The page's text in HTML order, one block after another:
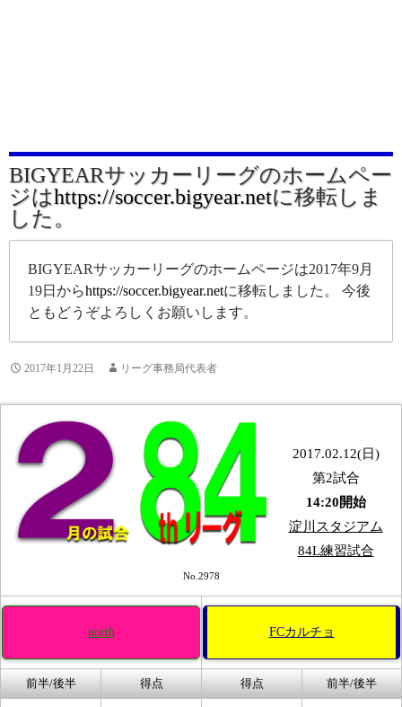
BIGYEARサッカーリーグのホームペー
ジはhttps://soccer.bigyear.netに移転しま
した。
BIGYEARサッカーリーグのホームページは2017年9月
19日からhttps://soccer.bigyear.netに移転しました。 今後
ともどうぞよろしくお願いします。
2017年1月22日 リーグ事務局代表者
2017.02.12(日)
第2試合
14:20開始
淀川スタジアム
84L練習試合
No.2978
north FCカルチョ
前半/後半 得点 得点 前半/後半